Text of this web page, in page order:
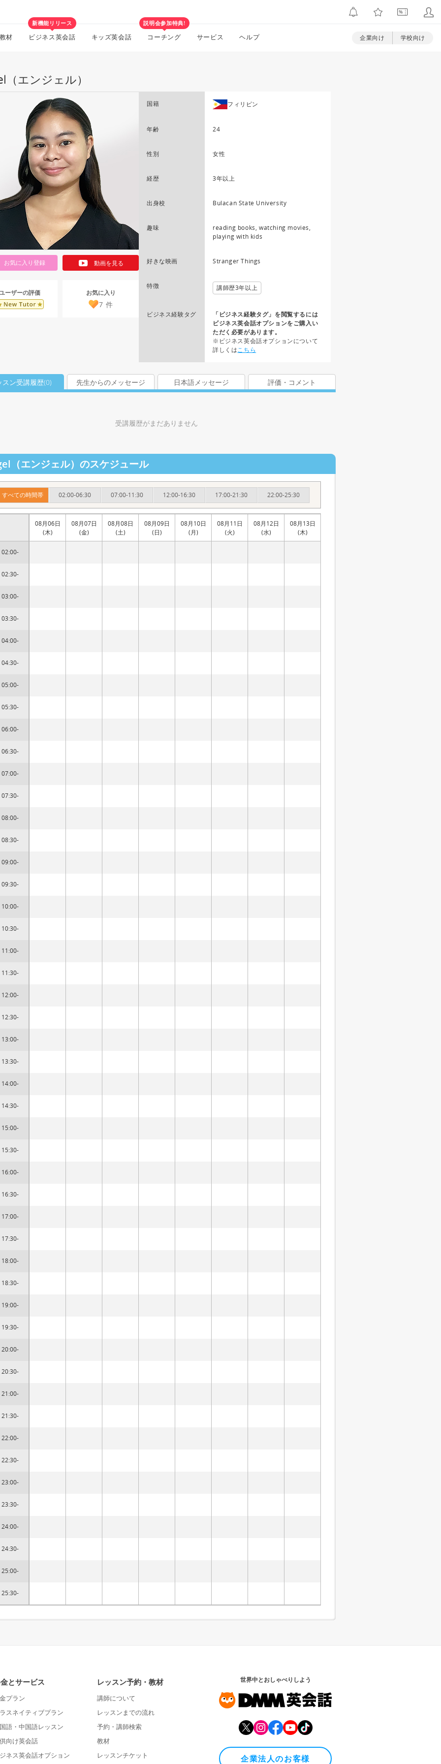
材
新機能リリース
ビジネス英会話 キッズ英会話
説明会参加特典!
コーチング サービス ヘルプ 企業向け 学校向け
（エンジェル）
お気に入り登録 動画を見る
ーザーの評価 お気に入り
7 件
国籍 フィリピン
年齢 24
性別 女性
経歴 3年以上
出身校 Bulacan State University
趣味
reading books, watching movies,
playing with kids
好きな映画 Stranger Things
特徴 講師歴3年以上
ビジネス経験タグ
「ビジネス経験タグ」を閲覧するには
ビジネス英会話オプションをご購入い
ただく必要があります。
※ビジネス英会話オプションについて
詳しくはこちら
スン受講履歴(0) 先生からのメッセージ 日本語メッセージ 評価・コメント
受講履歴がまだありません
（エンジェル）のスケジュール
すべての時間帯 02:00-06:30 07:00-11:30 12:00-16:30 17:00-21:30 22:00-25:30
02:00-
02:30-
03:00-
03:30-
04:00-
04:30-
05:00-
05:30-
06:00-
06:30-
07:00-
07:30-
08:00-
08:30-
09:00-
09:30-
10:00-
10:30-
11:00-
11:30-
12:00-
12:30-
13:00-
13:30-
14:00-
14:30-
15:00-
15:30-
16:00-
16:30-
17:00-
17:30-
18:00-
18:30-
19:00-
19:30-
20:00-
20:30-
21:00-
21:30-
22:00-
22:30-
23:00-
23:30-
24:00-
24:30-
25:00-
25:30-
08月06日
(木)
08月07日
(金)
08月08日
(土)
08月09日
(日)
08月10日
(月)
08月11日
(火)
08月12日
(水)
08月13日
(木)
とサービス
プラン
スネイティブプラン
語・中国語レッスン
向け英会話
ネス英会話オプション
レッスン予約・教材
講師について
レッスンまでの流れ
予約・講師検索
教材
レッスンチケット
世界中とおしゃべりしよう
企業法人のお客様